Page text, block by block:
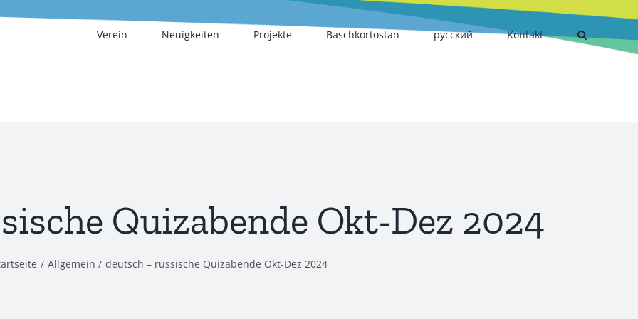
Verein Neuigkeiten Projekte Baschkortostan русский Kontakt
Quizabende Okt-Dez 2024
Allgemein deutsch – russische Quizabende Okt-Dez 2024